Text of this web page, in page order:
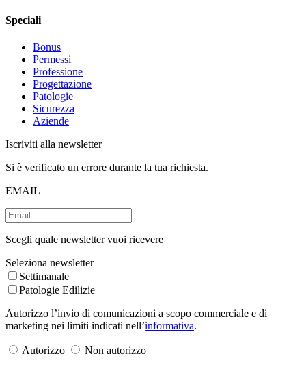
Speciali
Bonus
Permessi
Professione
Progettazione
Patologie
Sicurezza
Aziende
Iscriviti alla newsletter
Si è verificato un errore durante la tua richiesta.
EMAIL
Scegli quale newsletter vuoi ricevere
Seleziona newsletter
Settimanale
Patologie Edilizie
Autorizzo l’invio di comunicazioni a scopo commerciale e di
marketing nei limiti indicati nell’informativa.
Autorizzo
Non autorizzo